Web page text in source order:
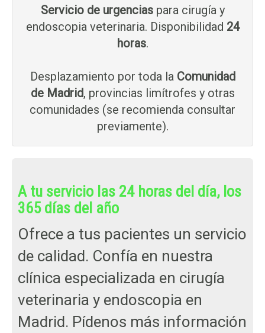
Servicio de urgenciaspara cirugía y
endoscopia veterinaria. Disponibilidad 24
horas.
Desplazamiento por toda la Comunidad
de Madrid, provincias limítrofes y otras
comunidades (se recomienda consultar
previamente).
A tu servicio las 24 horas del día, los
365 días del año
Ofrece a tus pacientes un servicio
de calidad. Confía en nuestra
clínica especializada en cirugía
veterinaria y endoscopia en
Madrid. Pídenos más información